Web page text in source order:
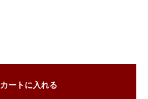
カートに入れる